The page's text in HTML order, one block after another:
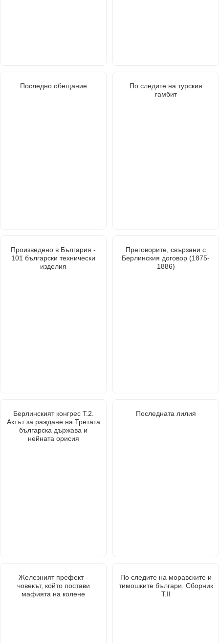
Последно обещание
По следите на турския
гамбит
Произведено в България -
101 български технически
изделия
Преговорите, свързани с
Берлинския договор (1875-
1886)
Берлинският конгрес Т.2.
Актът за раждане на Третата
българска държава и
нейната орисия
Последната лилия
Железният префект -
човекът, който постави
мафията на колене
По следите на моравските и
тимошките българи. Сборник
Т.II